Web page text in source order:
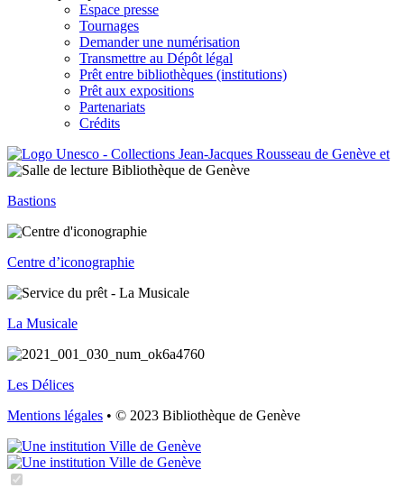
Espace presse
Tournages
Demander une numérisation
Transmettre au Dépôt légal
Prêt entre bibliothèques (institutions)
Prêt aux expositions
Partenariats
Crédits
Bastions
Centre d’iconographie
La Musicale
Les Délices
Mentions légales • © 2023 Bibliothèque de Genève